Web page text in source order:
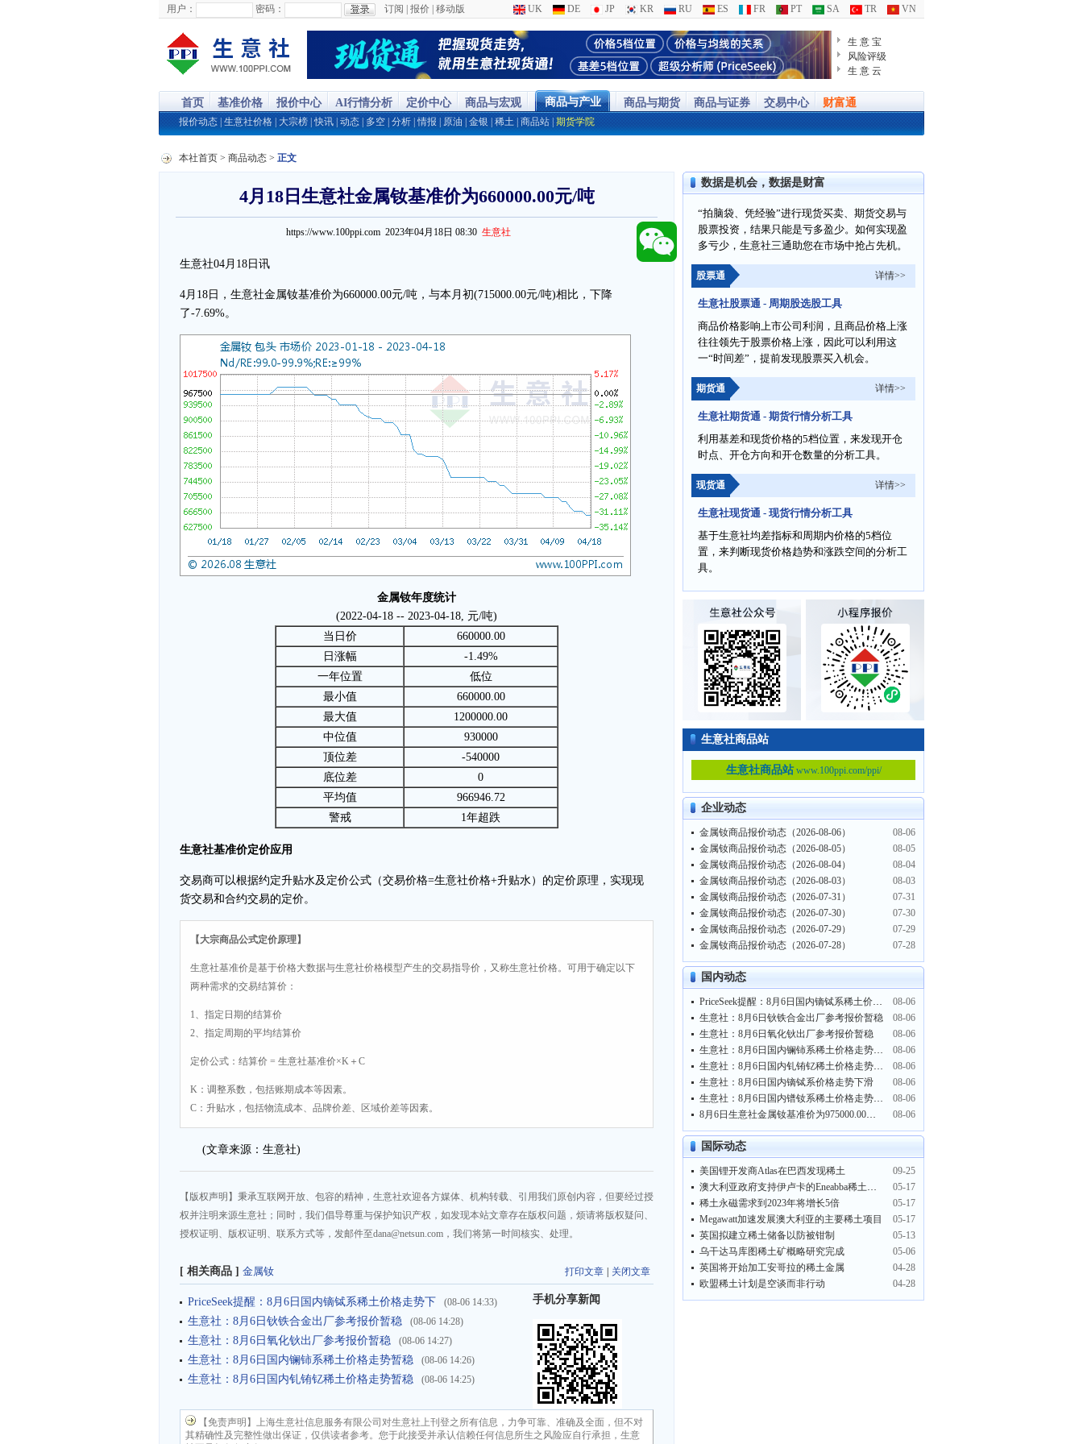
用户： 密码： 订阅 报价 移动版 UK DE JP KR RU ES FR PT SA TR VN
生 意 宝
风险评级
生 意 云
首页 基准价格 报价中心 AI行情分析 定价中心 商品与宏观 商品与产业 商品与期货 商品与证券 交易中心 财富通
报价动态 生意社价格 大宗榜 |快讯 动态 多空 分析 |情报 原油 金银 稀土 商品站 期货学院
本社首页 > 商品动态 > 正文
4月18日生意社金属钕基准价为660000.00元/吨
https://www.100ppi.com 2023年04月18日 08:30 生意社
生意社04月18日讯
4月18日，生意社金属钕基准价为660000.00元/吨，与本月初(715000.00元/吨)相比，下降
了-7.69%。
金属钕年度统计
(2022-04-18 -- 2023-04-18, 元/吨)
当日价
660000.00
日涨幅
-1.49%
一年位置
低位
最小值
660000.00
最大值
1200000.00
中位值
930000
顶位差
-540000
底位差
0
平均值
966946.72
警戒
1年超跌
生意社基准价定价应用
交易商可以根据约定升贴水及定价公式（交易价格=生意社价格+升贴水）的定价原理，实现现
货交易和合约交易的定价。
【大宗商品公式定价原理】
生意社基准价是基于价格大数据与生意社价格模型产生的交易指导价，又称生意社价格。可用于确定以下
两种需求的交易结算价：
1、指定日期的结算价
2、指定周期的平均结算价
定价公式：结算价 = 生意社基准价×K＋C
K：调整系数，包括账期成本等因素。
C：升贴水，包括物流成本、品牌价差、区域价差等因素。
(文章来源：生意社)
【版权声明】秉承互联网开放、包容的精神，生意社欢迎各方媒体、机构转载、引用我们原创内容，但要经过授
权并注明来源生意社；同时，我们倡导尊重与保护知识产权，如发现本站文章存在版权问题，烦请将版权疑问、
授权证明、版权证明、联系方式等，发邮件至dana@netsun.com，我们将第一时间核实、处理。
打印文章 关闭文章
[ 相关商品 ] 金属钕
PriceSeek提醒：8月6日国内镝铽系稀土价格走势下 (08-06 14:33)
生意社：8月6日钬铁合金出厂参考报价暂稳 (08-06 14:28)
生意社：8月6日氧化钬出厂参考报价暂稳 (08-06 14:27)
生意社：8月6日国内镧铈系稀土价格走势暂稳 (08-06 14:26)
生意社：8月6日国内钆铕钇稀土价格走势暂稳 (08-06 14:25)
手机分享新闻
【免责声明】上海生意社信息服务有限公司对生意社上刊登之所有信息，力争可靠、准确及全面，但不对
其精确性及完整性做出保证，仅供读者参考。您于此接受并承认信赖任何信息所生之风险应自行承担，生意
数据是机会，数据是财富
“拍脑袋、凭经验”进行现货买卖、期货交易与
股票投资，结果只能是亏多盈少。如何实现盈
多亏少，生意社三通助您在市场中抢占先机。
股票通 详情>>
生意社股票通 - 周期股选股工具
商品价格影响上市公司利润，且商品价格上涨
往往领先于股票价格上涨，因此可以利用这
一“时间差”，提前发现股票买入机会。
期货通 详情>>
生意社期货通 - 期货行情分析工具
利用基差和现货价格的5档位置，来发现开仓
时点、开仓方向和开仓数量的分析工具。
现货通 详情>>
生意社现货通 - 现货行情分析工具
基于生意社均差指标和周期内价格的5档位
置，来判断现货价格趋势和涨跌空间的分析工
具。
生意社商品站
生意社商品站www.100ppi.com/ppi/
企业动态
金属钕商品报价动态（2026-08-06）
08-06
金属钕商品报价动态（2026-08-05）
08-05
金属钕商品报价动态（2026-08-04）
08-04
金属钕商品报价动态（2026-08-03）
08-03
金属钕商品报价动态（2026-07-31）
07-31
金属钕商品报价动态（2026-07-30）
07-30
金属钕商品报价动态（2026-07-29）
07-29
金属钕商品报价动态（2026-07-28）
07-28
国内动态
PriceSeek提醒：8月6日国内镝铽系稀土价格走势下滑
08-06
生意社：8月6日钬铁合金出厂参考报价暂稳
08-06
生意社：8月6日氧化钬出厂参考报价暂稳
08-06
生意社：8月6日国内镧铈系稀土价格走势暂稳
08-06
生意社：8月6日国内钆铕钇稀土价格走势暂稳
08-06
生意社：8月6日国内镝铽系价格走势下滑
08-06
生意社：8月6日国内镨钕系稀土价格走势下滑
08-06
8月6日生意社金属钕基准价为975000.00元/吨
08-06
国际动态
美国锂开发商Atlas在巴西发现稀土
09-25
澳大利亚政府支持伊卢卡的Eneabba稀土冶炼厂
05-17
稀土永磁需求到2023年将增长5倍
05-17
Megawatt加速发展澳大利亚的主要稀土项目
05-17
英国拟建立稀土储备以防被钳制
05-13
乌干达马库图稀土矿概略研究完成
05-06
英国将开始加工安哥拉的稀土金属
04-28
欧盟稀土计划是空谈而非行动
04-28